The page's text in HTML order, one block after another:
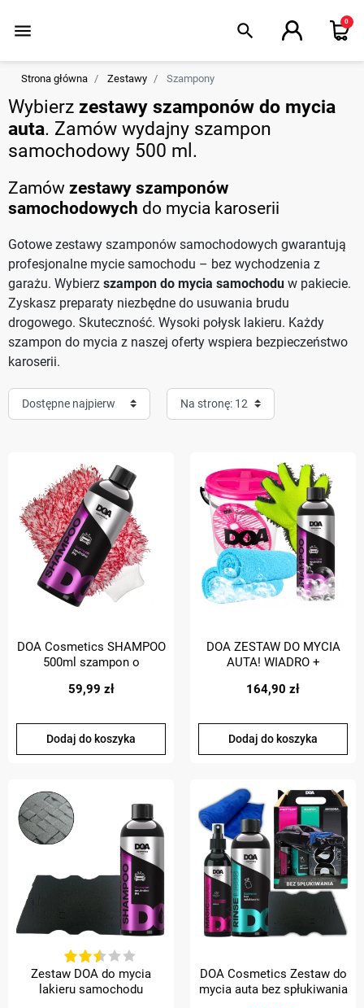
menu search 0
Strona główna Zestawy Szampony
Wybierz zestawy szamponów do mycia
auta. Zamów wydajny szampon
samochodowy 500 ml.
Zamów zestawy szamponów
samochodowych do mycia karoserii
Gotowe zestawy szamponów samochodowych gwarantują
profesjonalne mycie samochodu – bez wychodzenia z
garażu. Wybierz szampon do mycia samochodu w pakiecie.
Zyskasz preparaty niezbędne do usuwania brudu
drogowego. Skuteczność. Wysoki połysk lakieru. Każdy
szampon do mycia z naszej oferty wspiera bezpieczeństwo
karoserii.
DOA Cosmetics SHAMPOO
500ml szampon o
rękawicą do mycia
59,99 zł
Dodaj do koszyka
DOA ZESTAW DO MYCIA
AUTA! WIADRO +
MIKROFIBRY
164,90 zł
Dodaj do koszyka
Zestaw DOA do mycia
lakieru samochodu
DOA Cosmetics Zestaw do
mycia auta bez spłukiwania